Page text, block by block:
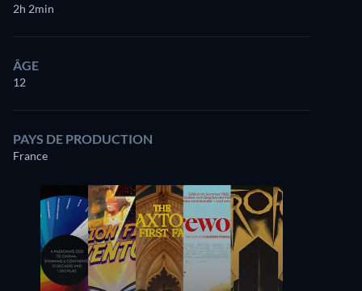
2h 2min
ÂGE
12
PAYS DE PRODUCTION
France